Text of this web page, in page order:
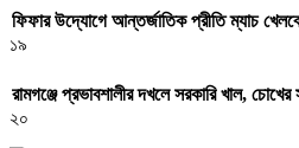
ফিফার উদ্যোগে আন্তর্জাতিক প্রীতি ম্যাচ
১৯
রামগঞ্জে প্রভাবশালীর দখলে সরকারি খাল,
২০